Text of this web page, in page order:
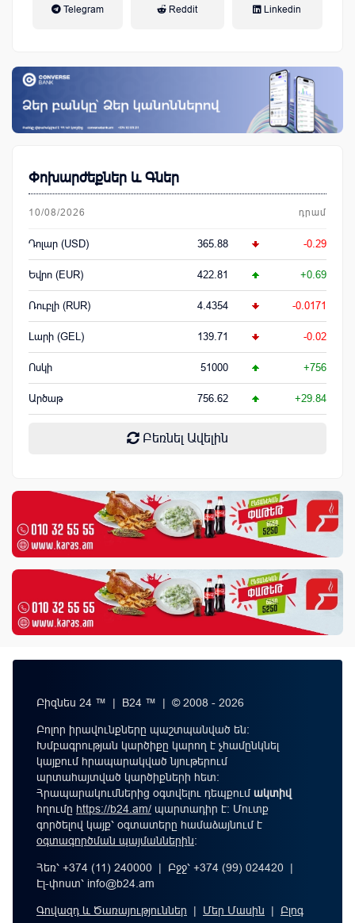
Telegram Reddit Linkedin
Փոխարժեքներ և Գներ
10/08/2026 դրամ
Դոլար (USD) 365.88 -0.29
Եվրո (EUR) 422.81 +0.69
Ռուբլի (RUR) 4.4354 -0.0171
Լարի (GEL) 139.71 -0.02
Ոսկի 51000 +756
Արծաթ 756.62 +29.84
Բեռնել Ավելին
Բիզնես 24 ™ | B24 ™ | © 2008 - 2026
Բոլոր իրավունքները պաշտպանված են:
Խմբագրության կարծիքը կարող է չհամընկնել
կայքում հրապարակված նյութերում
արտահայտված կարծիքների հետ:
Հրապարակումներից օգտվելու դեպքումակտիվ
հղումը https://b24.am/ պարտադիր է: Մուտք
գործելով կայք՝ օգտատերը համաձայնում է
օգտագործման պայմաններին։
Հեռ՝ +374 (11) 240000 | Բջջ՝ +374 (99) 024420 |
Էլ-փոստ՝ info@b24.am
Գովազդ և Ծառայություններ | Մեր Մասին | Բլոգ